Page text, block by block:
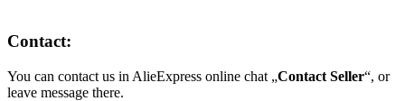
Contact:
You can contact us in AlieExpress online chat „Contact Seller“, or
leave message there.